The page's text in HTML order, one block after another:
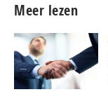
Meer lezen